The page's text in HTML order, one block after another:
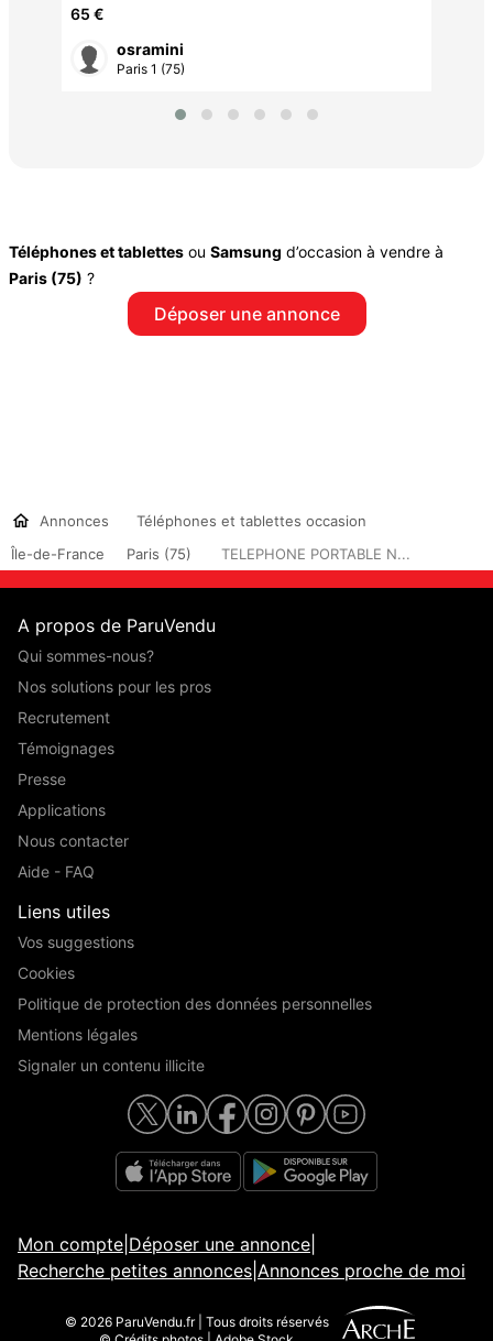
Moniteur Selfie + accessoi
65 €
osramini
Paris 1 (75)
Téléphones et tablettes ou Samsung d’occasion à vendre à
Paris (75) ?
Déposer une annonce
Annonces
Téléphones et tablettes occasion
Île-de-France
Paris (75) TELEPHONE PORTABLE N...
A propos de ParuVendu
Qui sommes-nous?
Nos solutions pour les pros
Recrutement
Témoignages
Presse
Applications
Nous contacter
Aide - FAQ
Liens utiles
Vos suggestions
Cookies
Politique de protection des données personnelles
Mentions légales
Signaler un contenu illicite
Mon compte Déposer une annonce
Recherche petites annonces Annonces proche de moi
© 2026 ParuVendu.fr | Tous droits réservés